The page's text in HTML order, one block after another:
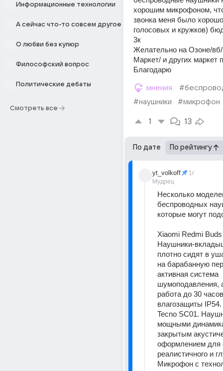
Информационные технологии
А сейчас что-то совсем другое
О любви без купюр
Философский вопрос
Политические дебаты
Смотреть все
хорошим микрофоном,
звонка меня было
голосовых и кружков)
3к
Желательно на Озоне/
Маркет/ и других маркет
Благодарю
мнения
#наушники
#микрофон
1 13
По дате По рейтингу
yt_volkoff
Мудрец
1г
Несколько
беспроводных
которые могут
Xiaomi Redmi
Наушники-
плотно сидят в
на барабанную
активная система
шумоподавления,
работа до 30
влагозащиты
Tecno SC01.
мощными
закрытым
оформлением для
реалистичного и
Микрофон с